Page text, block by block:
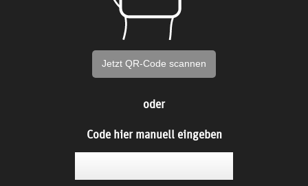
Jetzt QR-Code scannen
oder
Code hier manuell eingeben